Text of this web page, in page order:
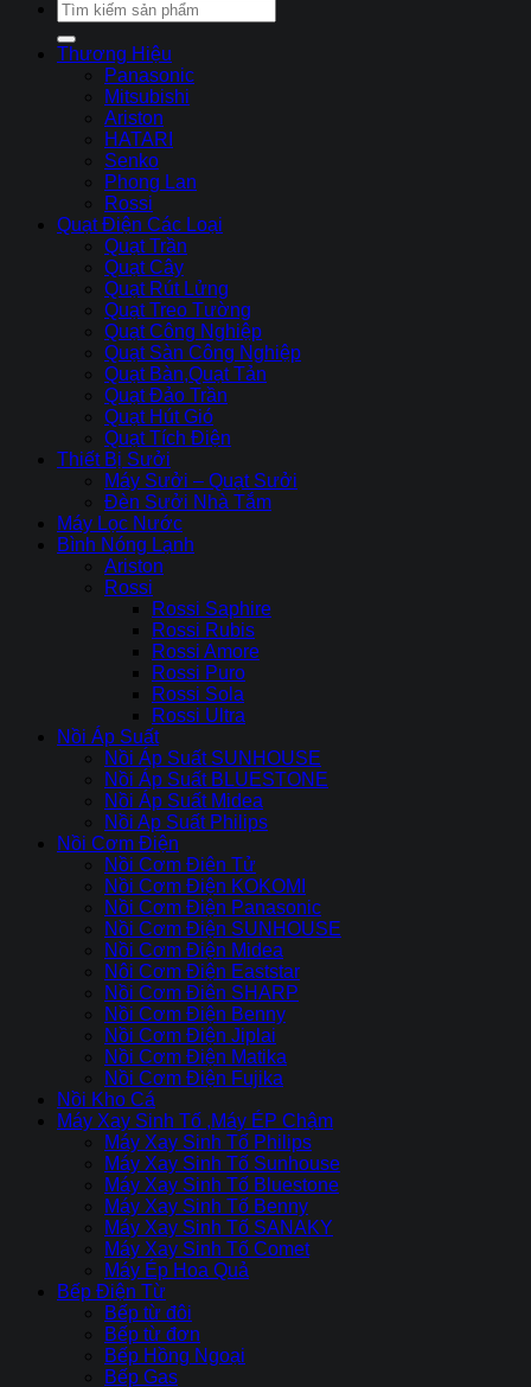
Tìm
kiếm:
Thương Hiệu
Panasonic
Mitsubishi
Ariston
HATARI
Senko
Phong Lan
Rossi
Quạt Điện Các Loại
Quạt Trần
Quạt Cây
Quạt Rút Lửng
Quạt Treo Tường
Quạt Công Nghiệp
Quạt Sàn Công Nghiệp
Quạt Bàn,Quạt Tản
Quạt Đảo Trần
Quạt Hút Gió
Quạt Tích Điện
Thiết Bị Sưởi
Máy Sưởi – Quạt Sưởi
Đèn Sưởi Nhà Tắm
Máy Lọc Nước
Bình Nóng Lạnh
Ariston
Rossi
Rossi Saphire
Rossi Rubis
Rossi Amore
Rossi Puro
Rossi Sola
Rossi Ultra
Nồi Áp Suất
Nồi Áp Suất SUNHOUSE
Nồi Áp Suất BLUESTONE
Nồi Áp Suất Midea
Nồi Ap Suất Philips
Nồi Cơm Điện
Nồi Cơm Điên Tử
Nồi Cơm Điện KOKOMI
Nồi Cơm Điện Panasonic
Nồi Cơm Điện SUNHOUSE
Nồi Cơm Điện Midea
Nôi Cơm Điện Eaststar
Nồi Cơm Điên SHARP
Nồi Cơm Điện Benny
Nồi Cơm Điện Jiplai
Nồi Cơm Điện Matika
Nồi Cơm Điện Fujika
Nồi Kho Cá
Máy Xay Sinh Tố ,Máy ÉP Chậm
Máy Xay Sinh Tố Philips
Máy Xay Sinh Tố Sunhouse
Máy Xay Sinh Tố Bluestone
Máy Xay Sinh Tố Benny
Máy Xay Sinh Tố SANAKY
Máy Xay Sinh Tố Comet
Máy Ép Hoa Quả
Bếp Điện Từ
Bếp từ đôi
Bếp từ đơn
Bếp Hồng Ngoại
Bếp Gas